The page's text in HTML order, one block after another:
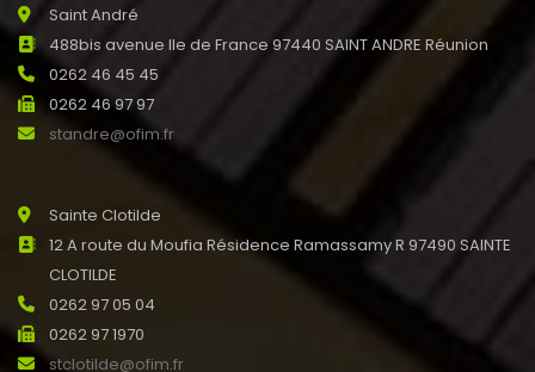
Saint André
488bis avenue Ile de France 97440 SAINT ANDRE Réunion
0262 46 45 45
0262 46 97 97
standre@ofim.fr
Sainte Clotilde
12 A route du Moufia Résidence Ramassamy R 97490 SAINTE
CLOTILDE
0262 97 05 04
0262 97 1970
stclotilde@ofim.fr